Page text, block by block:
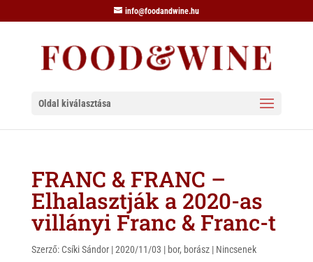
info@foodandwine.hu
Oldal kiválasztása
FRANC & FRANC –
Elhalasztják a 2020-as
villányi Franc & Franc-t
Szerző: Csíki Sándor|2020/11/03 | bor, borász| Nincsenek